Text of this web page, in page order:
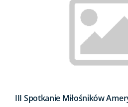
III Spotkanie Miłośników